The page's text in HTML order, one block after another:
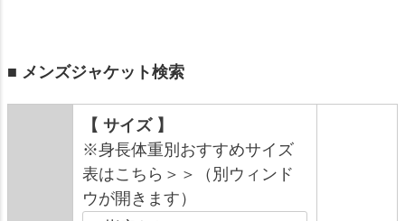
■ メンズジャケット検索
【 サイズ 】
※身長体重別おすすめサイズ
表はこちら＞＞（別ウィンド
ウが開きます）